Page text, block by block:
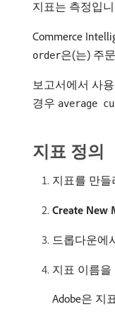
지표는 측정입
Commerce
order은(는) 주
보고서에서 사
경우 average
지표 정의
지표를 만들
Create New
드롭다운에
지표 이름을
Adobe은 지